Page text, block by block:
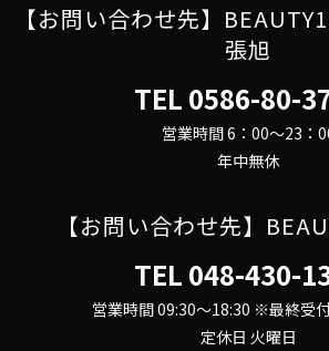
【お問い合わせ先】
張旭
TEL 0586-80-
営業時間 6：00～23：
年中無休
【お問い合わせ先】
TEL 048-430-
営業時間 09:30～18:30 ※最終受
定休日 火曜日